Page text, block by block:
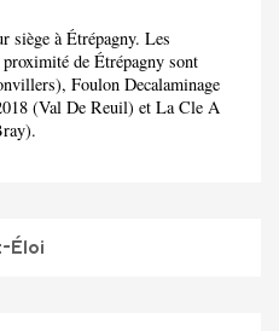
siège à Étrépagny. Les
de Étrépagny sont
Foulon Decalaminage
(Val De Reuil) et La Cle A
Éloi